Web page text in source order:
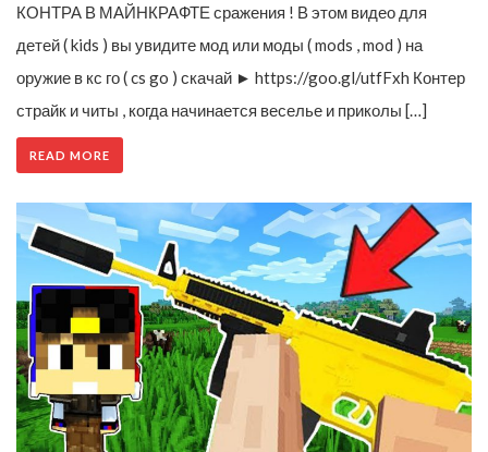
КОНТРА В МАЙНКРАФТЕ сражения ! В этом видео для
детей ( kids ) вы увидите мод или моды ( mods , mod ) на
оружие в кс го ( cs go ) скачай ► https://goo.gl/utfFxh Контер
страйк и читы , когда начинается веселье и приколы […]
READ MORE